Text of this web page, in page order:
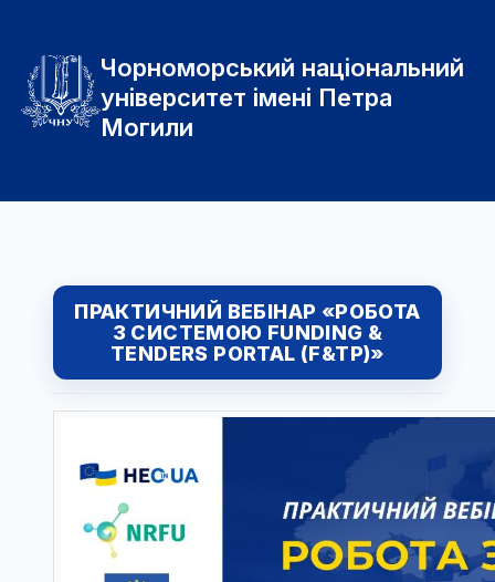
Чорноморський національний
університет імені Петра
Могили
ПРАКТИЧНИЙ ВЕБІНАР «РОБОТА
З СИСТЕМОЮ FUNDING &
TENDERS PORTAL (F&TP)»